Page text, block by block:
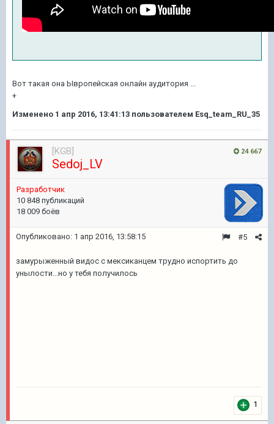
Вот такая она Ывропейская онлайн аудитория ...
+
Изменено 1 апр 2016, 13:41:13 пользователем Esq_team_RU_35
24 667
[KGB]
Sedoj_LV
Pазработчик
10 848 публикаций
18 009 боёв
#5
Опубликовано: 1 апр 2016, 13:58:15
замурыженный видос с мексиканцем трудно испортить до
унылости...но у тебя получилось
1